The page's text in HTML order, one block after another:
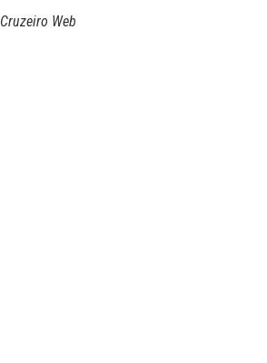
Cruzeiro Web